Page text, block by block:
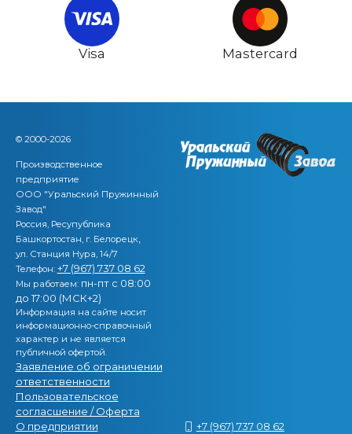
Visa Mastercard
© 2000-2026
Производственное
предприятие
ООО "Уральский Пружинный
Завод"
Россия, Ресупублика
Башкортостан, г. Белорецк,
ул. Станция Нура, 14/7
Телефон: +7 (967) 737 08 62
Мы работаем: пн-пт с 08:00
до 17:00 (МСК+2)
Информация на сайте носит
информационно-справочный
характер и не является
публичной офертой.
Заявление об ограничении
ответственности
Пользовательское
согласшение / Оферта
О предприятии
+7 (967) 737 08 62